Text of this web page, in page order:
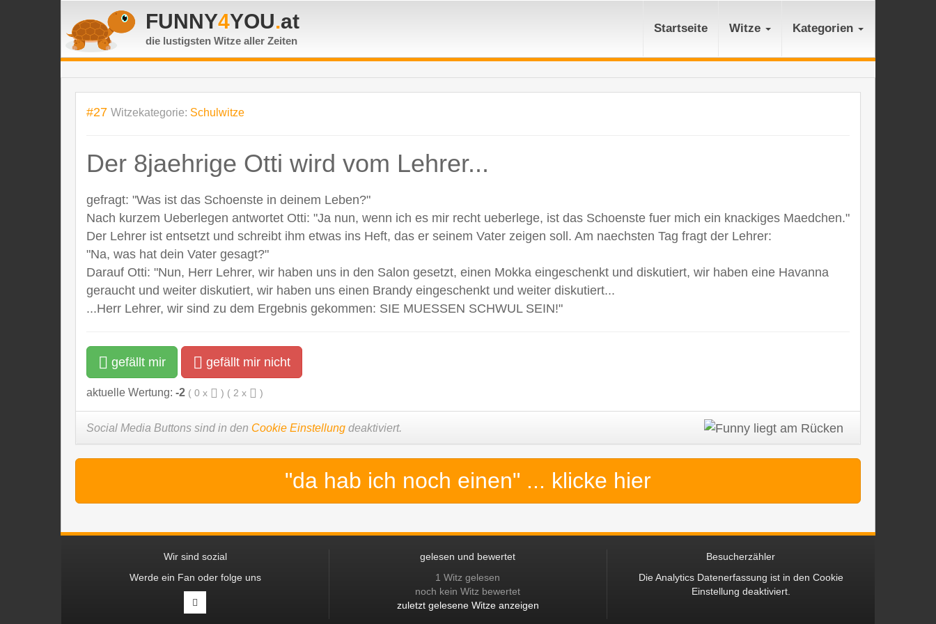
FUNNY4YOU.at
die lustigsten Witze aller Zeiten
Startseite Witze Kategorien
#27 Witzekategorie: Schulwitze
Der 8jaehrige Otti wird vom Lehrer...
gefragt: "Was ist das Schoenste in deinem Leben?"
Nach kurzem Ueberlegen antwortet Otti: "Ja nun, wenn ich es mir recht ueberlege, ist das Schoenste fuer mich ein knackiges Maedchen."
Der Lehrer ist entsetzt und schreibt ihm etwas ins Heft, das er seinem Vater zeigen soll. Am naechsten Tag fragt der Lehrer:
"Na, was hat dein Vater gesagt?"
Darauf Otti: "Nun, Herr Lehrer, wir haben uns in den Salon gesetzt, einen Mokka eingeschenkt und diskutiert, wir haben eine Havanna
geraucht und weiter diskutiert, wir haben uns einen Brandy eingeschenkt und weiter diskutiert...
...Herr Lehrer, wir sind zu dem Ergebnis gekommen: SIE MUESSEN SCHWUL SEIN!"
gefällt mir gefällt mir nicht
aktuelle Wertung: -2 ( 0 x ) ( 2 x )
Social Media Buttons sind in den Cookie Einstellung deaktiviert.
"da hab ich noch einen" ... klicke hier
Wir sind sozial
Werde ein Fan oder folge uns
gelesen und bewertet
1 Witz gelesen
noch kein Witz bewertet
zuletzt gelesene Witze anzeigen
Besucherzähler
Die Analytics Datenerfassung ist in den Cookie
Einstellung deaktiviert.